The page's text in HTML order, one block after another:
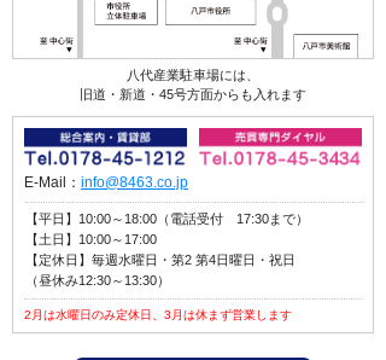
八代産業駐車場には、
旧道・新道・45号方面からも入れます
E-Mail： info@8463.co.jp
【平日】10:00～18:00（電話受付 17:30まで）
【土日】10:00～17:00
【定休日】毎週水曜日・第2 第4日曜日・祝日
（昼休み12:30～13:30）
2月は水曜日のみ定休日、3月は休まず営業します